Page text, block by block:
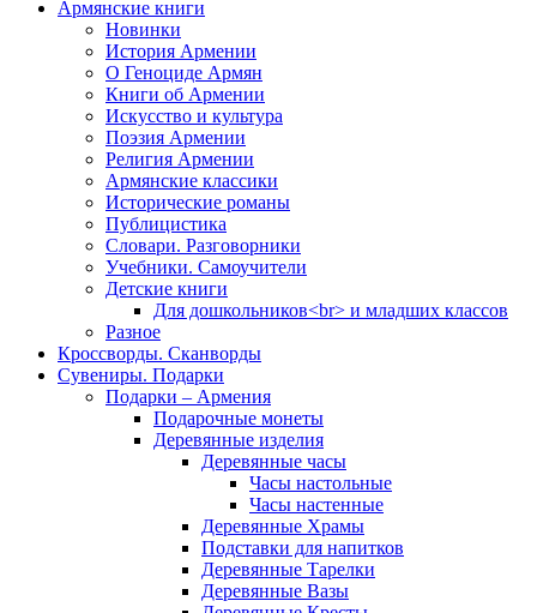
Армянские книги
Новинки
История Армении
О Геноциде Армян
Книги об Армении
Иcкусство и культура
Поэзия Армении
Религия Армении
Армянские классики
Исторические романы
Публицистика
Словари. Разговорники
Учебники. Самоучители
Детские книги
Для дошкольников<br> и младших классов
Разное
Кроссворды. Сканворды
Сувениры. Подарки
Подарки – Армения
Подарочные монеты
Деревянные изделия
Деревянные часы
Часы настольные
Часы настенные
Деревянные Храмы
Подставки для напитков
Деревянные Тарелки
Деревянные Вазы